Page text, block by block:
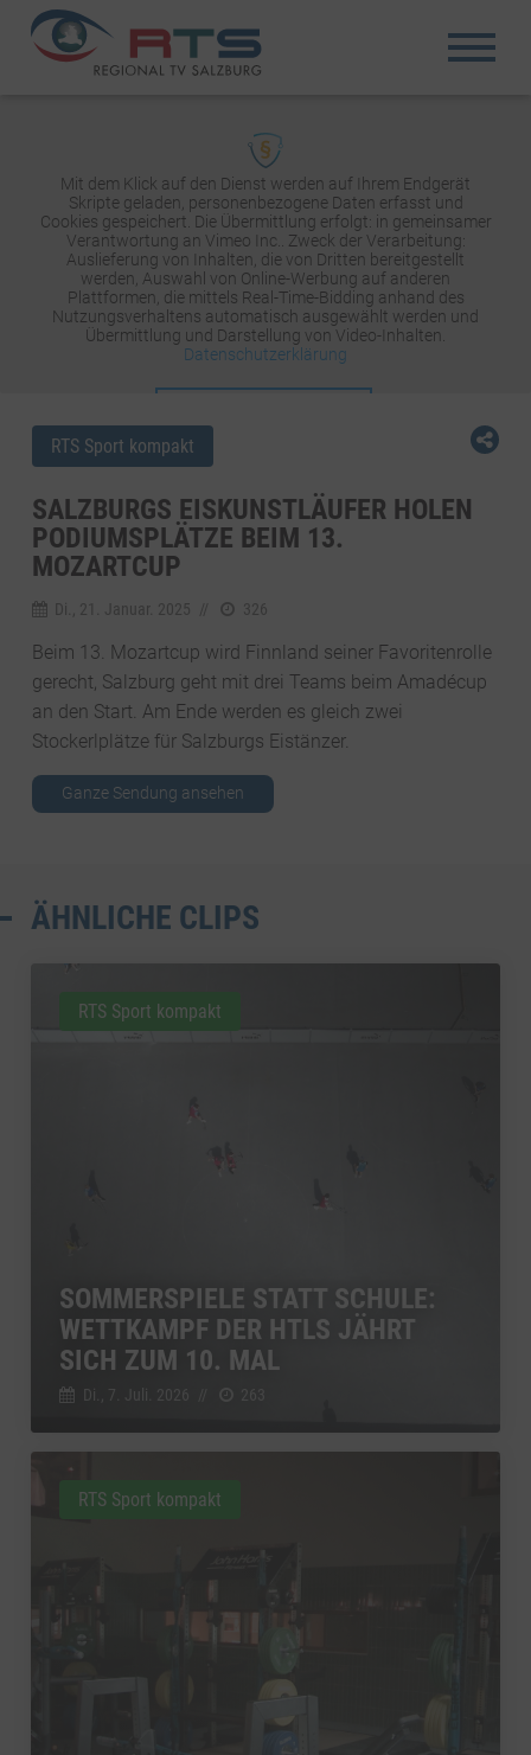
Mit dem Klick auf den Dienst werden auf Ihrem Endgerät
Skripte geladen, personenbezogene Daten erfasst und
Cookies gespeichert. Die Übermittlung erfolgt: in gemeinsamer
Verantwortung an Vimeo Inc.. Zweck der Verarbeitung:
Auslieferung von Inhalten, die von Dritten bereitgestellt
werden, Auswahl von Online-Werbung auf anderen
Plattformen, die mittels Real-Time-Bidding anhand des
Nutzungsverhaltens automatisch ausgewählt werden und
Übermittlung und Darstellung von Video-Inhalten.
Datenschutzerklärung
RTS Sport kompakt
SALZBURGS EISKUNSTLÄUFER HOLEN
PODIUMSPLÄTZE BEIM 13.
MOZARTCUP
Di., 21. Januar. 2025 326
Beim 13. Mozartcup wird Finnland seiner Favoritenrolle
gerecht, Salzburg geht mit drei Teams beim Amadécup
an den Start. Am Ende werden es gleich zwei
Stockerlplätze für Salzburgs Eistänzer.
Ganze Sendung ansehen
ÄHNLICHE CLIPS
SOMMERSPIELE STATT SCHULE:
WETTKAMPF DER HTLS JÄHRT
SICH ZUM 10. MAL
Di., 7. Juli. 2026
RTS Sport kompakt
RTS Sport kompakt